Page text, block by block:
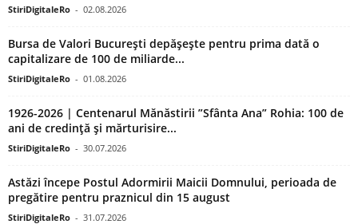
StiriDigitaleRo - 02.08.2026
Bursa de Valori București depășește pentru prima dată o
capitalizare de 100 de miliarde...
StiriDigitaleRo - 01.08.2026
1926-2026 | Centenarul Mănăstirii ”Sfânta Ana” Rohia: 100 de
ani de credință și mărturisire...
StiriDigitaleRo - 30.07.2026
Astăzi începe Postul Adormirii Maicii Domnului, perioada de
pregătire pentru praznicul din 15 august
StiriDigitaleRo - 31.07.2026